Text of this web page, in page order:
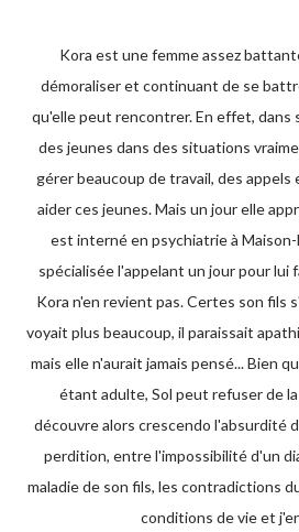
Kora est une femme assez
démoraliser et continuant de se
qu'elle peut rencontrer. En effet, dans
des jeunes dans des situations
gérer beaucoup de travail, des appels
aider ces jeunes. Mais un jour elle
est interné en psychiatrie à
spécialisée l'appelant un jour pour lui
Kora n'en revient pas. Certes son fils
voyait plus beaucoup, il paraissait
mais elle n'aurait jamais pensé... Bien
étant adulte, Sol peut refuser de
découvre alors crescendo l'absurdité
perdition, entre l'impossibilité d'un
maladie de son fils, les contradictions
conditions de vie et